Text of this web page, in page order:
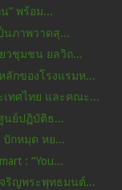
” พร้อม...
นภาพวาดสุ...
วชุมชน ยลวิถ...
ลักของโรงแรมห...
ทศไทย และคณะ...
นย์ปฏิบัติธ...
ปักหมุด หย...
: “You...
ริญพระพุทธมนต์...